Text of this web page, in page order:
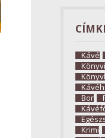
Kávé
Bor
Krimi